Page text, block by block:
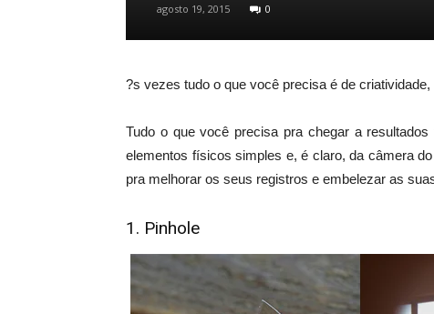
agosto 19, 2015 0
?s vezes tudo o que você precisa é de
Tudo o que você precisa pra chegar a
elementos físicos simples e, é claro, da câmera
pra melhorar os seus registros e embelezar as
1. Pinhole